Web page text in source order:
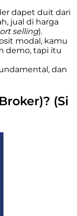
dapet duit dari
jual di harga
selling).
modal, kamu
demo, tapi itu
dan
(Si